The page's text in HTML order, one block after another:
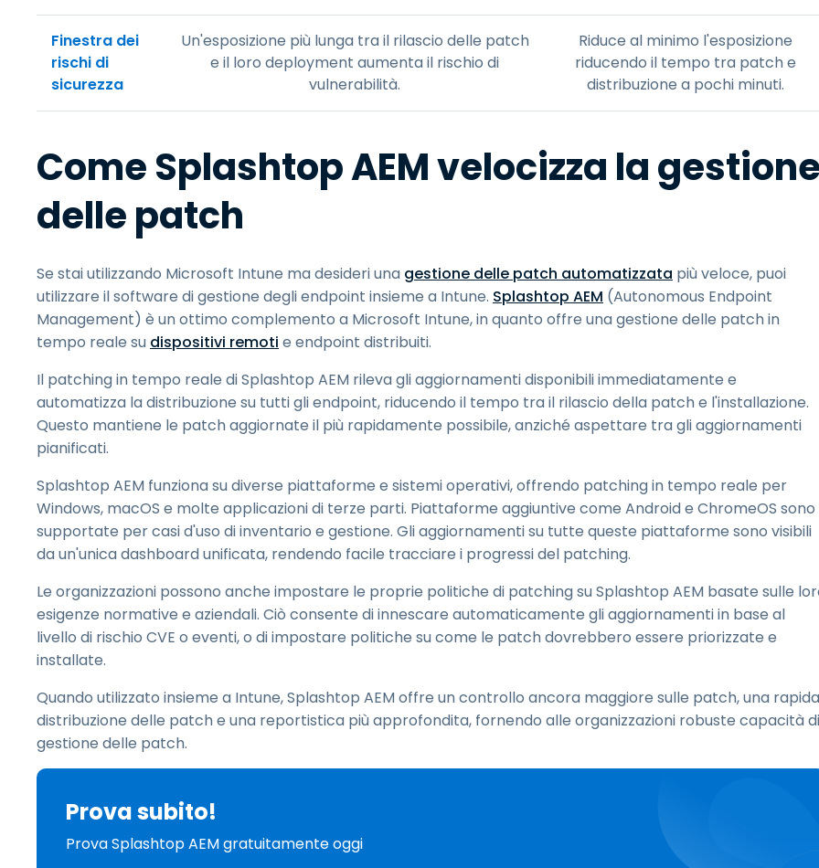
Finestra dei
rischi di
sicurezza
Un'esposizione più lunga tra il rilascio delle patch
e il loro deployment aumenta il rischio di
vulnerabilità.
Riduce al minimo l'esposizione
riducendo il tempo tra patch e
distribuzione a pochi minuti.
Come Splashtop AEM velocizza la
delle patch
Se stai utilizzando Microsoft Intune ma desideri una gestione delle patch automatizzata più veloce, puoi
utilizzare il software di gestione degli endpoint insieme a Intune. Splashtop AEM (Autonomous Endpoint
Management) è un ottimo complemento a Microsoft Intune, in quanto offre una gestione delle patch in
tempo reale su dispositivi remoti e endpoint distribuiti.
Il patching in tempo reale di Splashtop AEM rileva gli aggiornamenti disponibili immediatamente e
automatizza la distribuzione su tutti gli endpoint, riducendo il tempo tra il rilascio della patch e l'installazione.
Questo mantiene le patch aggiornate il più rapidamente possibile, anziché aspettare tra gli aggiornamenti
pianificati.
Splashtop AEM funziona su diverse piattaforme e sistemi operativi, offrendo patching in tempo reale per
Windows, macOS e molte applicazioni di terze parti. Piattaforme aggiuntive come Android e ChromeOS sono
supportate per casi d'uso di inventario e gestione. Gli aggiornamenti su tutte queste piattaforme sono visibili
da un'unica dashboard unificata, rendendo facile tracciare i progressi del patching.
Le organizzazioni possono anche impostare le proprie politiche di patching su Splashtop AEM basate sulle
esigenze normative e aziendali. Ciò consente di innescare automaticamente gli aggiornamenti in base al
livello di rischio CVE o eventi, o di impostare politiche su come le patch dovrebbero essere priorizzate e
installate.
Quando utilizzato insieme a Intune, Splashtop AEM offre un controllo ancora maggiore sulle patch, una rapida
distribuzione delle patch e una reportistica più approfondita, fornendo alle organizzazioni robuste capacità di
gestione delle patch.
Prova subito!
Prova Splashtop AEM gratuitamente oggi